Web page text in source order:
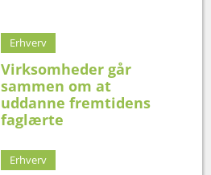
Erhverv
Virksomheder går
sammen om at
uddanne fremtidens
faglærte
Erhverv